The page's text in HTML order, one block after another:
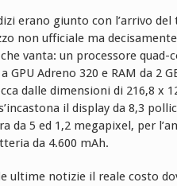
erano giunto con l’arrivo
non ufficiale ma
vanta: un processore quad-
GPU Adreno 320 e RAM da 2
dalle dimensioni di 216,8 x
il display da 8,3
da 5 ed 1,2 megapixel, per
da 4.600 mAh.
ultime notizie il reale costo